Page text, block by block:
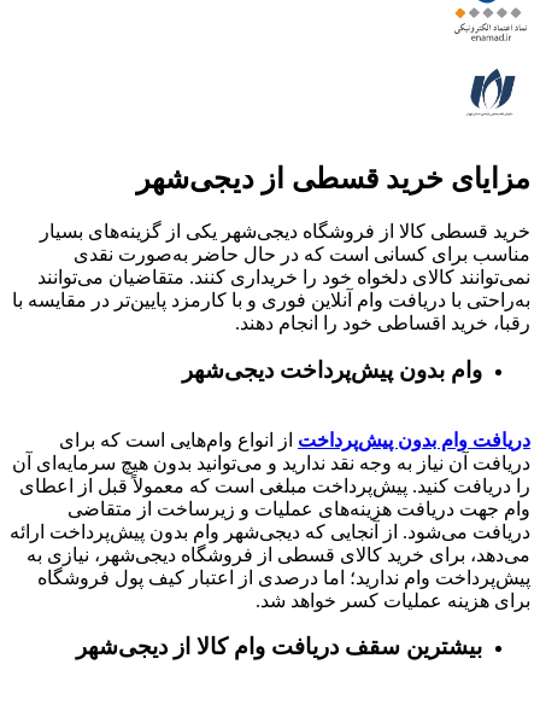
مزایای خرید قسطی از دیجی‌شهر
خرید قسطی کالا از فروشگاه دیجی‌شهر یکی از گزینه‌های بسیار
مناسب برای کسانی است که در حال حاضر به‌صورت نقدی
نمی‌توانند کالای دلخواه خود را خریداری کنند. متقاضیان می‌توانند
به‌راحتی با دریافت وام آنلاین فوری و با کارمزد پایین‌تر در مقایسه با
رقبا، خرید اقساطی خود را انجام دهند.
وام بدون پیش‌پرداخت‌ دیجی‌شهر
دریافت وام بدون پیش‌پرداخت از انواع وام‌هایی است که برای
دریافت آن نیاز به وجه نقد ندارید و می‌توانید بدون هیچ سرمایه‌ای آن
را دریافت کنید. پیش‌پرداخت مبلغی است که معمولاً قبل از اعطای
وام جهت دریافت هزینه‌های عملیات و زیرساخت از متقاضی
دریافت می‌شود. از آنجایی که دیجی‌شهر وام بدون پیش‌پرداخت ارائه
می‌دهد، برای خرید کالای قسطی از فروشگاه دیجی‌شهر، نیازی به
پیش‌پرداخت وام ندارید؛ اما درصدی از اعتبار کیف پول فروشگاه
برای هزینه عملیات کسر خواهد شد.
بیشترین سقف دریافت وام کالا از دیجی‌شهر